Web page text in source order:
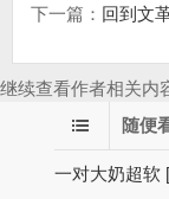
下一篇： 回到文
继续查看作者相关内
随便
一对大奶超软